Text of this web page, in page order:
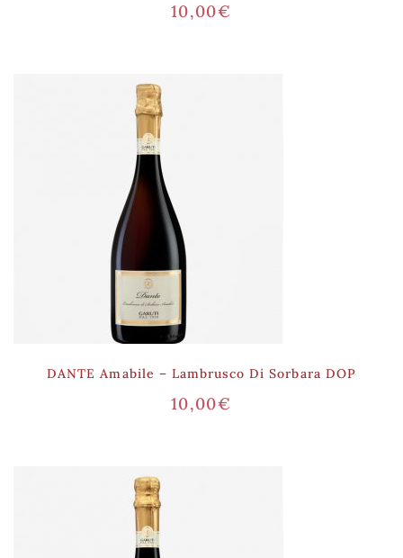
10,00€
DANTE Amabile – Lambrusco Di Sorbara DOP
10,00€